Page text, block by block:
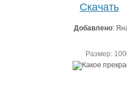
Скачать
Добавлено:
Размер: